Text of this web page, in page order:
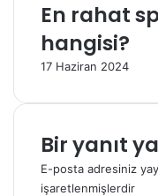
En rahat
hangisi?
17 Haziran 2024
Bir yanıt
E-posta adresiniz
işaretlenmişlerdir